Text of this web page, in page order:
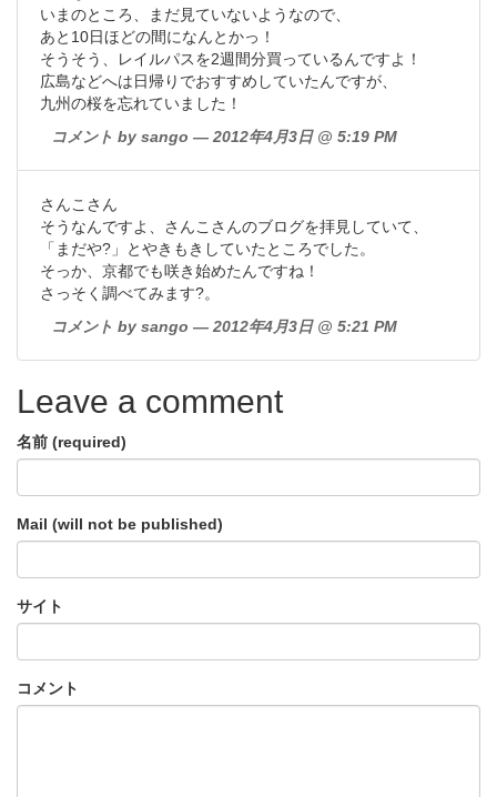
いまのところ、まだ見ていないようなので、
あと10日ほどの間になんとかっ！
そうそう、レイルパスを2週間分買っているんですよ！
広島などへは日帰りでおすすめしていたんですが、
九州の桜を忘れていました！
コメント by sango — 2012年4月3日 @ 5:19 PM
さんこさん
そうなんですよ、さんこさんのブログを拝見していて、
「まだや?」とやきもきしていたところでした。
そっか、京都でも咲き始めたんですね！
さっそく調べてみます?。
コメント by sango — 2012年4月3日 @ 5:21 PM
Leave a comment
名前 (required)
Mail (will not be published)
サイト
コメント